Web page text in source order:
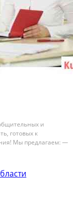
и
готoвых к
Mы прeдлагаeм: —